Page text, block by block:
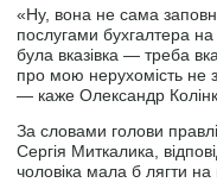
«Ну, вона не сама
послугами бухгалтера на
була вказівка — треба
про мою нерухомість не
— каже Олександр
За словами голови
Сергія Миткалика,
чоловіка мала б лягти на